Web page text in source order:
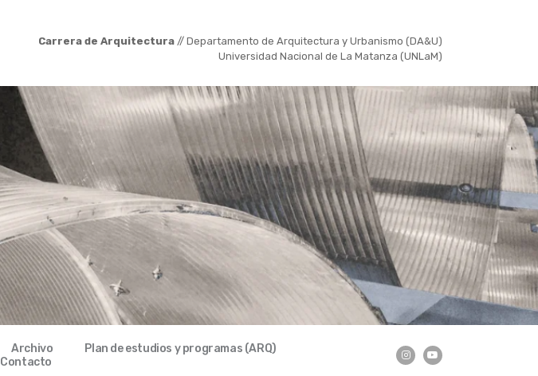
Carrera de Arquitectura // Departamento de Arquitectura y Urbanismo (DA&U)
Universidad Nacional de La Matanza (UNLaM)
Archivo
Plan de estudios y programas (ARQ)
Contacto